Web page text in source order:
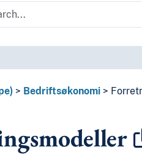
Bedriftsøkonomi